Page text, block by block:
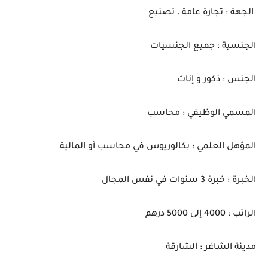
الجهة : تجارة عامة ، تصنيع
الجنسية : جميع الجنسيات
الجنس : ذكور و إناث
المسمي الوظيفي : محاسب
المؤهل العلمي : بكالوريوس في محاسب أو المالية
الخبرة : خبرة 3 سنوات في نفس المجال
الراتب : 4000 إلى 5000 درهم
مدينة الشاغر : الشارقة